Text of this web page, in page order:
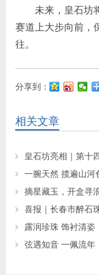
未来，皇石坊
赛道上大步向前，
往。
分享到：
相关文章
皇石坊亮相｜第十
一腕天然 揽遍山河
摘星藏玉，开盒寻
露润珍珠 饰衬清姿
弦遇知音 一佩流年